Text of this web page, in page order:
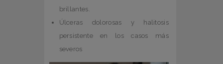
brillantes.
Úlceras dolorosas y halitosis
persistente en los casos más
severos